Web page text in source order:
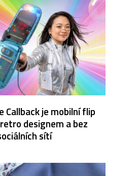
Callback je mobilní flip
designem a bez
sítí